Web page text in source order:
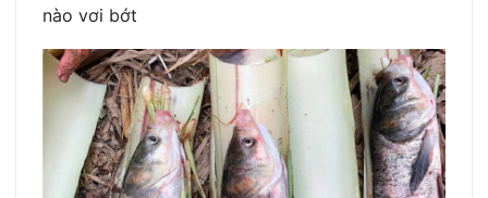
nào vơi bớt